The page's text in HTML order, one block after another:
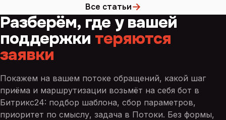
Все статьи→
Разберём, где у вашей
поддержки теряются
заявки
Покажем на вашем потоке обращений, какой шаг
приёма и маршрутизации возьмёт на себя бот в
Битрикс24: подбор шаблона, сбор параметров,
приоритет по смыслу, задача в Потоки. Без формы,